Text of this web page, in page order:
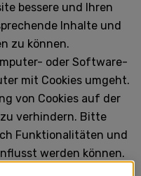
bessere und Ihren
Inhalte und
zu können.
oder Software-
mit Cookies umgeht.
von Cookies auf der
verhindern. Bitte
Funktionalitäten und
werden können.